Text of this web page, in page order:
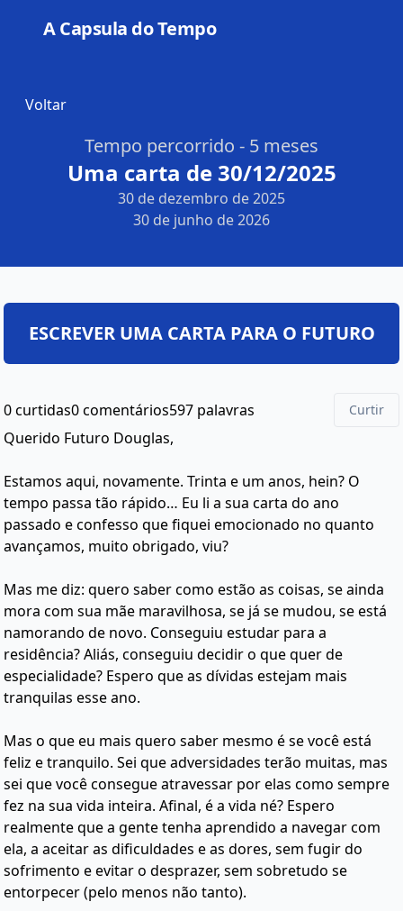
A Capsula do Tempo
Voltar
Tempo percorrido - 5 meses
Uma carta de 30/12/2025
30 de dezembro de 2025
30 de junho de 2026
0 curtidas0 comentários597 palavras Curtir
Querido Futuro Douglas,
Estamos aqui, novamente. Trinta e um anos, hein? O
tempo passa tão rápido… Eu li a sua carta do ano
passado e confesso que fiquei emocionado no quanto
avançamos, muito obrigado, viu?
Mas me diz: quero saber como estão as coisas, se ainda
mora com sua mãe maravilhosa, se já se mudou, se está
namorando de novo. Conseguiu estudar para a
residência? Aliás, conseguiu decidir o que quer de
especialidade? Espero que as dívidas estejam mais
tranquilas esse ano.
Mas o que eu mais quero saber mesmo é se você está
feliz e tranquilo. Sei que adversidades terão muitas, mas
sei que você consegue atravessar por elas como sempre
fez na sua vida inteira. Afinal, é a vida né? Espero
realmente que a gente tenha aprendido a navegar com
ela, a aceitar as dificuldades e as dores, sem fugir do
sofrimento e evitar o desprazer, sem sobretudo se
entorpecer (pelo menos não tanto).
ESCREVER UMA CARTA PARA O FUTURO